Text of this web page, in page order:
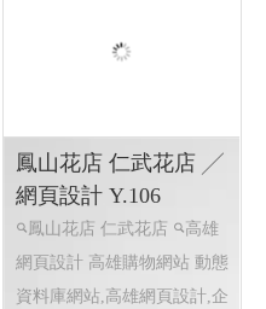
花店 ╱ Y.106 網頁設
計
高雄花店
高雄網頁設計